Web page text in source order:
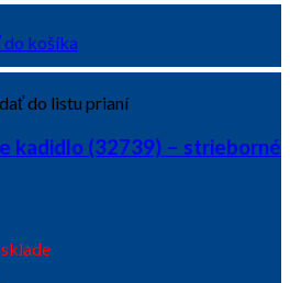
do košíka
do listu prianí
kadidlo (32739) – strieborné